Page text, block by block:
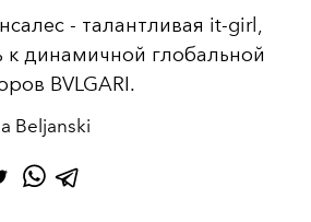
- талантливая it-girl,
к динамичной глобальной
BVLGARI.
Beljanski